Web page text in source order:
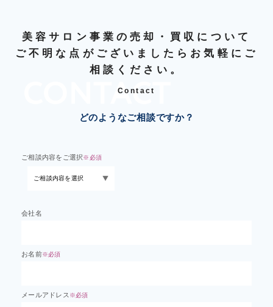
美容サロン事業の売却・買収について
ご不明な点がございましたらお気軽にご
相談ください。
Contact
どのようなご相談ですか？
ご相談内容をご選択※必須
会社名
お名前※必須
メールアドレス ※必須